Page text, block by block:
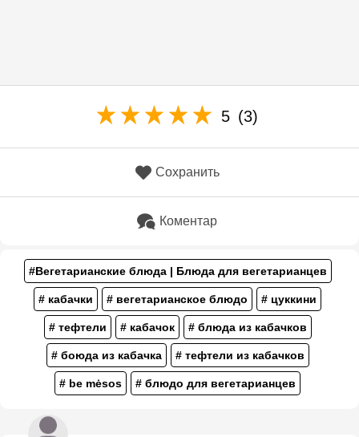
5 (3)
Сохранить
Коментар
#Вегетарианские блюда | Блюда для вегетарианцев
# кабачки # вегетарианское блюдо # цуккини
# тефтели # кабачок # блюда из кабачков
# боюда из кабачка # тефтели из кабачков
# be mėsos # блюдо для вегетарианцев